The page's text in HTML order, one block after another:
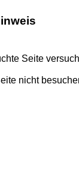
Seite
nicht